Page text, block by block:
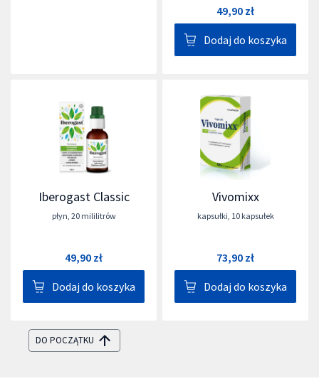
49,90 zł
Dodaj do koszyka
Iberogast Classic
płyn, 20 mililitrów
49,90 zł
Dodaj do koszyka
Vivomixx
kapsułki, 10 kapsułek
73,90 zł
Dodaj do koszyka
DO POCZĄTKU